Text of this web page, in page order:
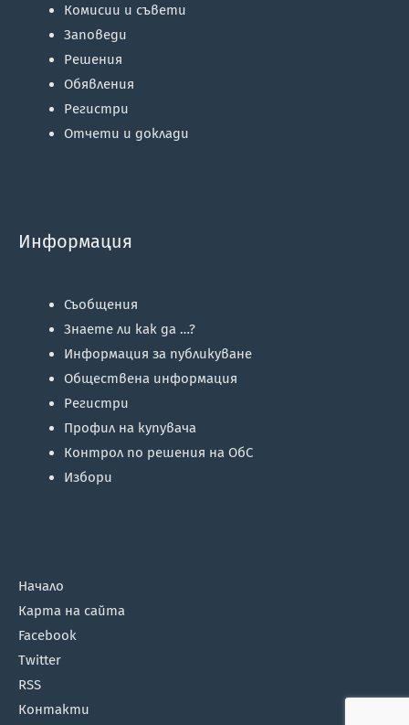
Комисии и съвети
Заповеди
Решения
Обявления
Регистри
Отчети и доклади
Информация
Съобщения
Знаете ли как да …?
Информация за публикуване
Обществена информация
Регистри
Профил на купувача
Контрол по решения на ОбС
Избори
Начало
Карта на сайта
Facebook
Twitter
RSS
Контакти